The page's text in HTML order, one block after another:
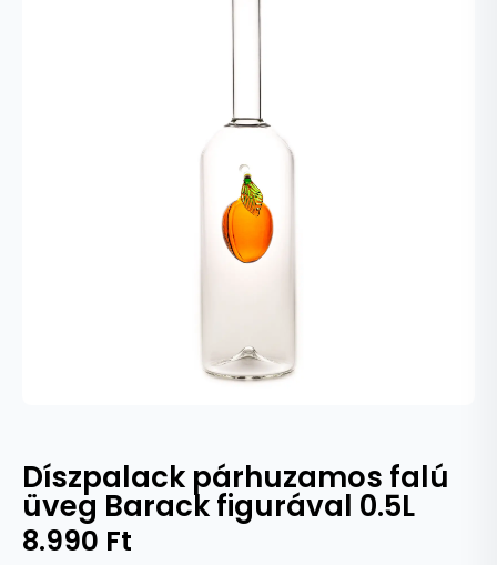
Díszpalack párhuzamos falú
üveg Barack figurával 0.5L
8.990 Ft